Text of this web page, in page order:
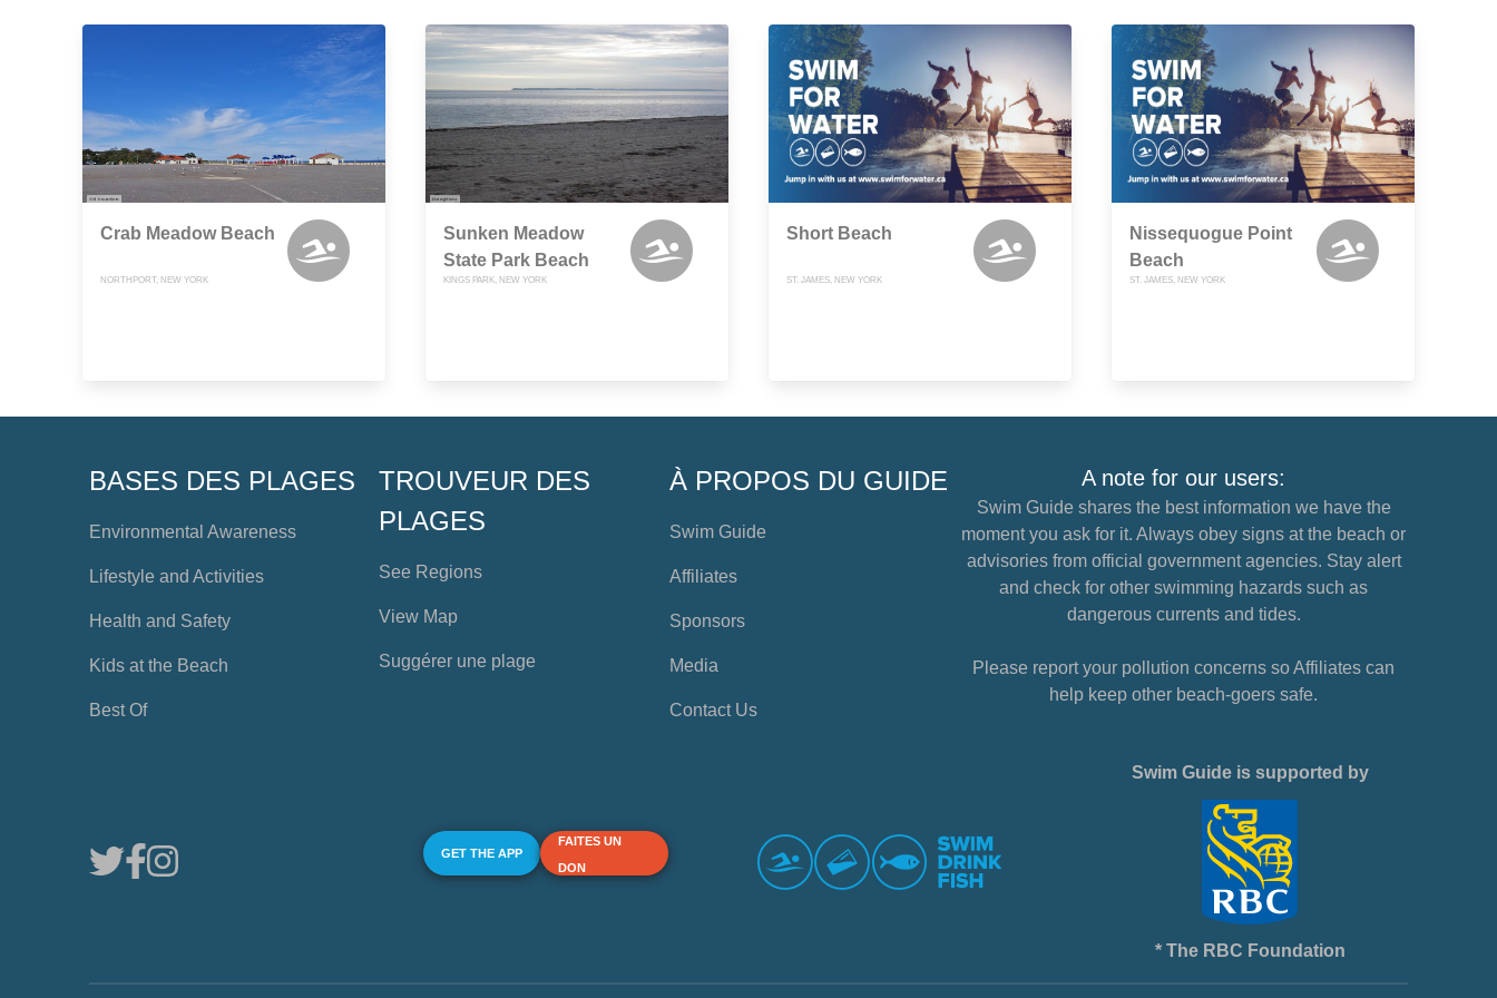
Crab Meadow Beach
NORTHPORT, NEW YORK
Sunken Meadow
State Park Beach
KINGS PARK, NEW YORK
Short Beach
ST. JAMES, NEW YORK
Nissequogue Point
Beach
ST. JAMES, NEW YORK
BASES DES PLAGES
Environmental Awareness
Lifestyle and Activities
Health and Safety
Kids at the Beach
Best Of
TROUVEUR DES
PLAGES
See Regions
View Map
Suggérer une plage
À PROPOS DU GUIDE
Swim Guide
Affiliates
Sponsors
Media
Contact Us
A note for our users:
Swim Guide shares the best information we have the
moment you ask for it. Always obey signs at the beach or
advisories from official government agencies. Stay alert
and check for other swimming hazards such as
dangerous currents and tides.
Please report your pollution concerns so Affiliates can
help keep other beach-goers safe.
GET THE APP
FAITES UN
DON
Swim Guide is supported by
* The RBC Foundation